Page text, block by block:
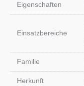
Eigenschaften
Einsatzbereiche
Familie
Herkunft